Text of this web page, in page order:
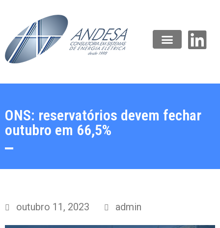
ONS: reservatórios devem fechar
outubro em 66,5%
outubro 11, 2023 admin